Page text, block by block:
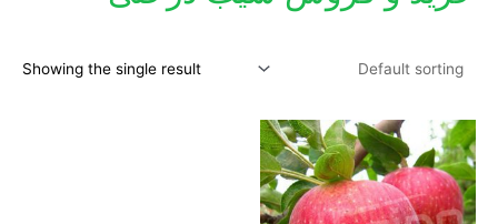
Showing the single result